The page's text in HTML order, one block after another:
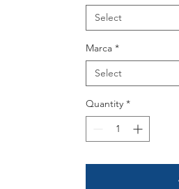
Select
Marca *
Select
Quantity *